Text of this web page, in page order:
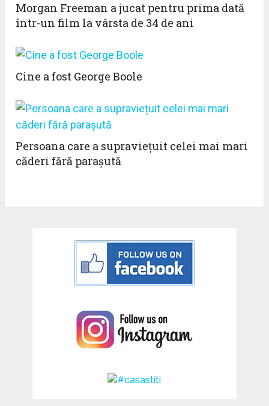
Morgan Freeman a jucat pentru prima dată
într-un film la vârsta de 34 de ani
Cine a fost George Boole
Persoana care a supraviețuit celei mai mari
căderi fără parașută